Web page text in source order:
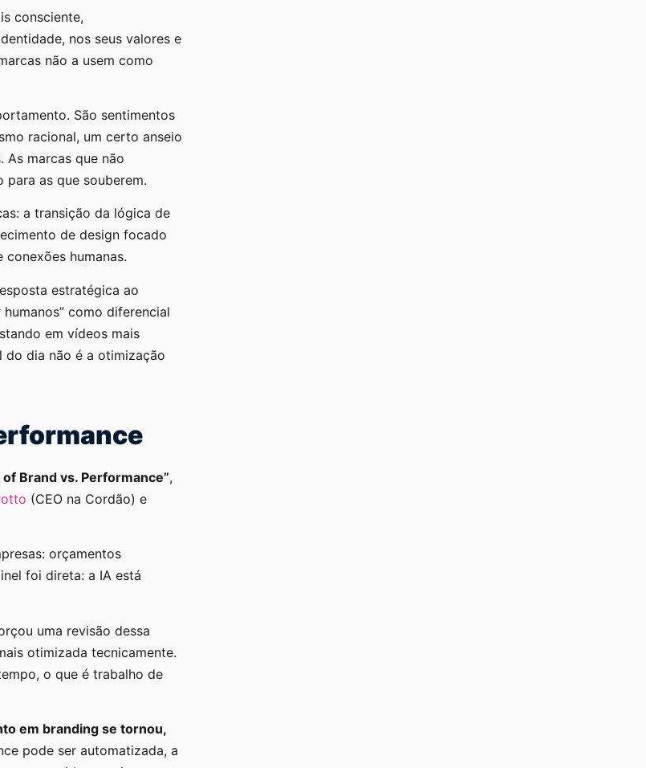
consciente,
nos seus valores e
não a usem como
São sentimentos
racional, um certo anseio
As marcas que não
para as que souberem.
a transição da lógica de
de design focado
humanas.
estratégica ao
como diferencial
em vídeos mais
do dia não é a otimização
of Brand vs. Performance”,
(CEO na Cordão) e
orçamentos
foi direta: a IA está
uma revisão dessa
otimizada tecnicamente.
o que é trabalho de
em branding se tornou,
pode ser automatizada, a